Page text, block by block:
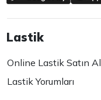
Lastik
Online Lastik Satın Al
Lastik Yorumları